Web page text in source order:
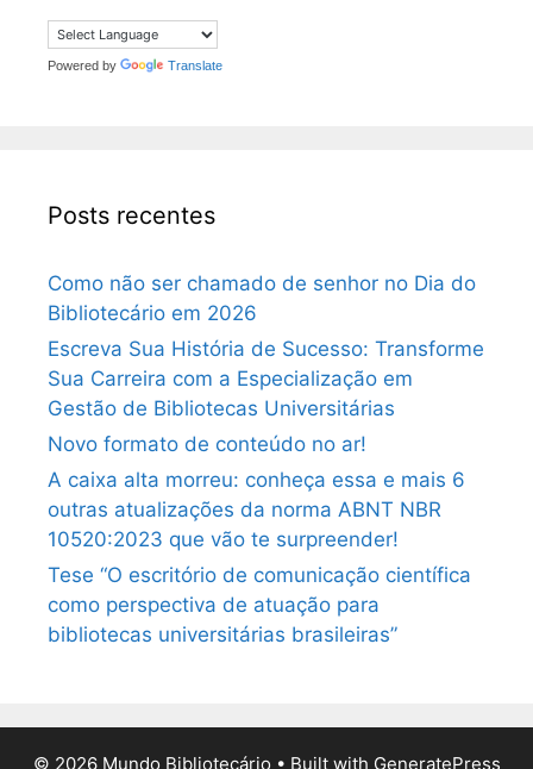
Powered by Translate
Posts recentes
Como não ser chamado de senhor no Dia do
Bibliotecário em 2026
Escreva Sua História de Sucesso: Transforme
Sua Carreira com a Especialização em
Gestão de Bibliotecas Universitárias
Novo formato de conteúdo no ar!
A caixa alta morreu: conheça essa e mais 6
outras atualizações da norma ABNT NBR
10520:2023 que vão te surpreender!
Tese “O escritório de comunicação científica
como perspectiva de atuação para
bibliotecas universitárias brasileiras”
© 2026 Mundo Bibliotecário • Built with GeneratePress